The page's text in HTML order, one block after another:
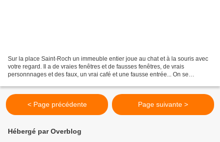
Sur la place Saint-Roch un immeuble entier joue au chat et à la souris avec
votre regard. Il a de vraies fenêtres et de fausses fenêtres, de vrais
personnnages et des faux, un vrai café et une fausse entrée... On se
< Page précédente Page suivante >
Hébergé par Overblog